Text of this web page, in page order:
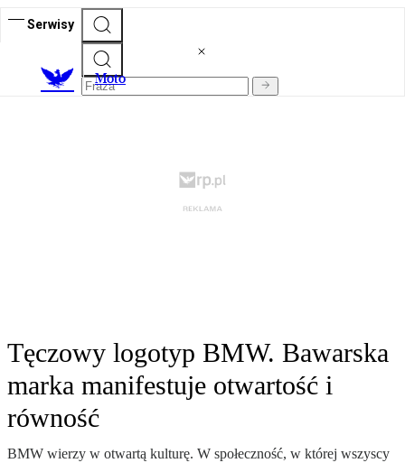
Serwisy
Moto
Tęczowy logotyp BMW. Bawarska
marka manifestuje otwartość i
równość
BMW wierzy w otwartą kulturę. W społeczność, w której wszyscy